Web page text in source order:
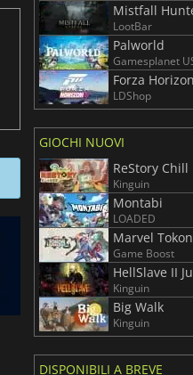
Mistfall
LootBar
Palworld
Gamesplanet
Forza
LDShop
GIOCHI NUOVI
ReStory
Kinguin
Montabi
LOADED
Marvel
Game Boost
HellSlave II
Kinguin
Big Walk
Kinguin
DISPONIBILI A BREVE